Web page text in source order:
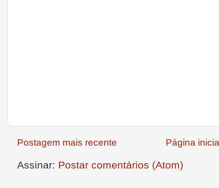
Postagem mais recente Página
Assinar: Postar comentários (Atom)